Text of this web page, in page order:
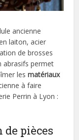
ancienne
laiton, acier
de brosses
abrasifs permet
lesmatériaux
à faire
Perrin à Lyon :
pièces